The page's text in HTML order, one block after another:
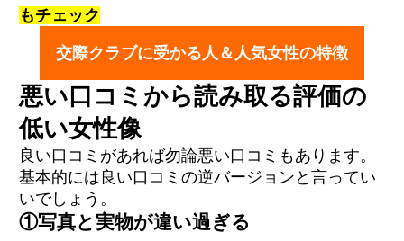
もチェック
交際クラブに受かる人＆人気女性の特徴
悪い口コミから読み取る評価の
低い女性像
良い口コミがあれば勿論悪い口コミもあります。
基本的には良い口コミの逆バージョンと言ってい
いでしょう。
①写真と実物が違い過ぎる